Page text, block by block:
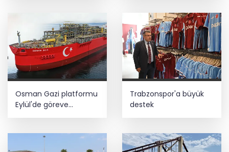
Osman Gazi platformu
Eylül'de göreve
83 bin 200 varile ulaştı
Trabzonspor'a büyük
destek